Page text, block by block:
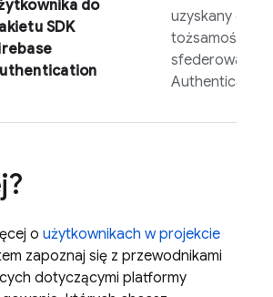
do
SDK
uzyskany od
tożsamości
sfederowanej.
Authentication
o użytkownikach w projekcie
zapoznaj się z przewodnikami
dotyczącymi platformy